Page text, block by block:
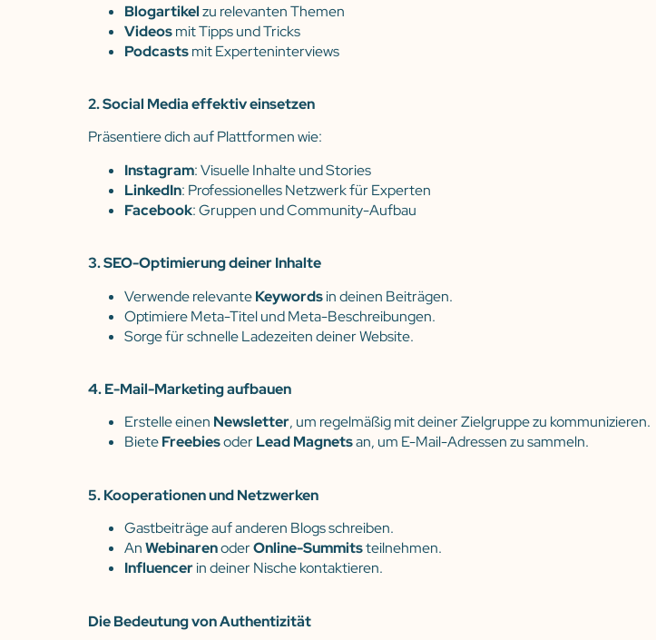
Blogartikelzu relevanten Themen
Videosmit Tipps und Tricks
Podcastsmit Experteninterviews
2. Social Media effektiv einsetzen
Präsentiere dich auf Plattformen wie:
Instagram: Visuelle Inhalte und Stories
LinkedIn: Professionelles Netzwerk für Experten
Facebook: Gruppen und Community-Aufbau
3. SEO-Optimierung deiner Inhalte
Verwende relevanteKeywordsin deinen Beiträgen.
Optimiere Meta-Titel und Meta-Beschreibungen.
Sorge für schnelle Ladezeiten deiner Website.
4. E-Mail-Marketing aufbauen
Erstelle einen Newsletter, um regelmäßig mit deiner Zielgruppe zu kommunizieren.
BieteFreebiesoderLead Magnetsan, um E-Mail-Adressen zu sammeln.
5. Kooperationen und Netzwerken
Gastbeiträge auf anderen Blogs schreiben.
AnWebinarenoderOnline-Summitsteilnehmen.
Influencerin deiner Nische kontaktieren.
Die Bedeutung von Authentizität